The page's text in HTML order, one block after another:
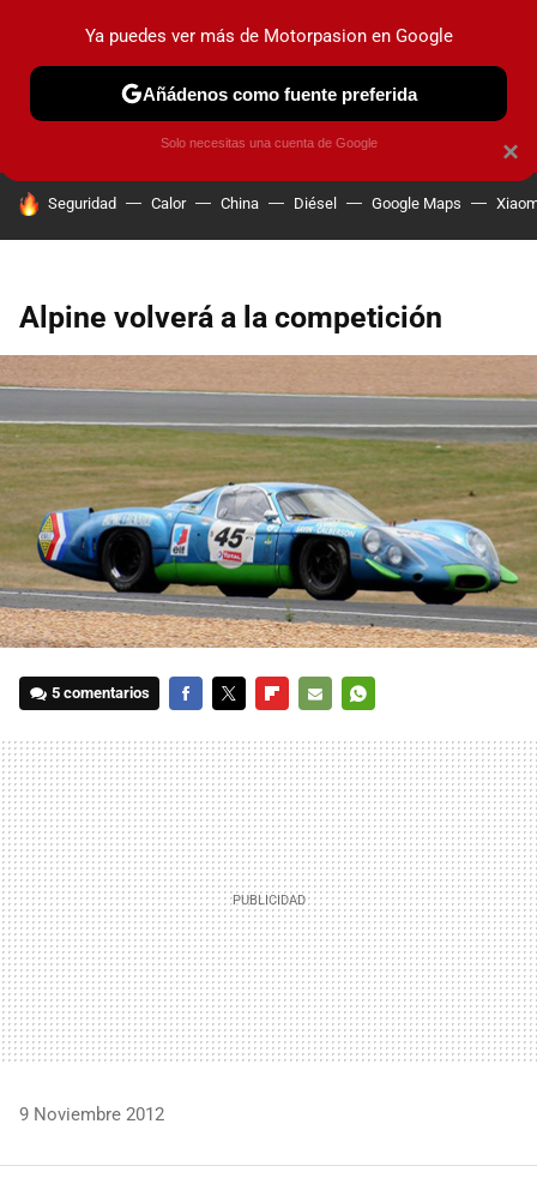
PRUEBAS COCHES ELÉCTRICOS OBSERVATORIO
HOY SE HABLA DE
Seguridad Calor China Diésel Google Maps
Alpine volverá a la competición
5 comentarios
MAIL
9 Noviembre 2012
×
Ya puedes ver más de Motorpasion en Google
Añádenos como fuente preferida
Solo necesitas una cuenta de Google